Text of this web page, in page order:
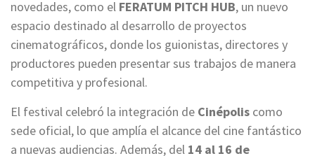
novedades, como el FERATUM PITCH HUB, un nuevo
espacio destinado al desarrollo de proyectos
cinematográficos, donde los guionistas, directores y
productores pueden presentar sus trabajos de manera
competitiva y profesional.
El festival celebró la integración de Cinépolis como
sede oficial, lo que amplía el alcance del cine fantástico
a nuevas audiencias. Además, del 14 al 16 de